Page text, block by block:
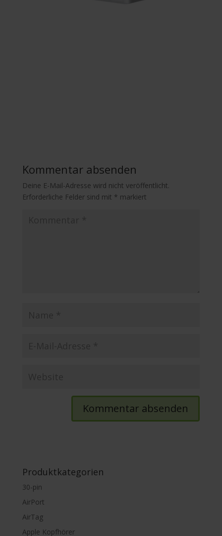
Kommentar absenden
Deine E-Mail-Adresse wird nicht veröffentlicht.
Erforderliche Felder sind mit * markiert
Produktkategorien
30-pin
AirPort
AirTag
Apple Kopfhörer